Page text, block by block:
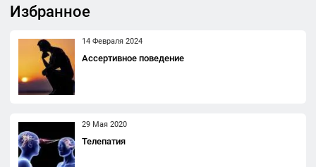
Избранное
14 Февраля 2024
Ассертивное поведение
29 Мая 2020
Телепатия